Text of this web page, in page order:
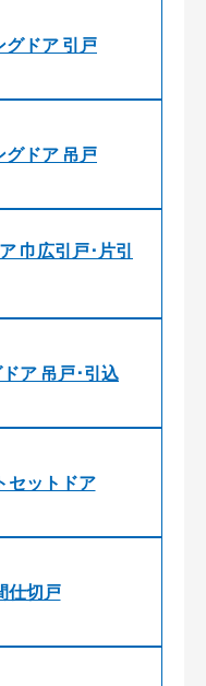
ドア 引戸
ドア 吊戸
巾広引戸･片引
ア 吊戸･引込
セットドア
仕切戸